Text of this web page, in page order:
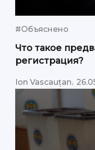
#Объяснено
Что такое
регистрация?
Ion Vascauțan,